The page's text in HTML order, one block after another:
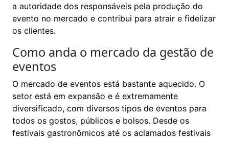
a autoridade dos responsáveis pela produção do
evento no mercado e contribui para atrair e fidelizar
os clientes.
Como anda o mercado da gestão de
eventos
O mercado de eventos está bastante aquecido. O
setor está em expansão e é extremamente
diversificado, com diversos tipos de eventos para
todos os gostos, públicos e bolsos. Desde os
festivais gastronômicos até os aclamados festivais